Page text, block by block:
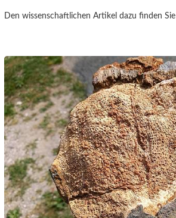
Den wissenschaftlichen Artikel dazu finden Sie